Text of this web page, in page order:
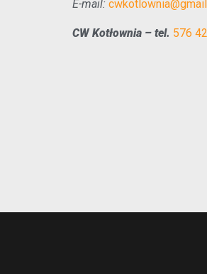
E-mail:
CW Kotłownia – tel. 576